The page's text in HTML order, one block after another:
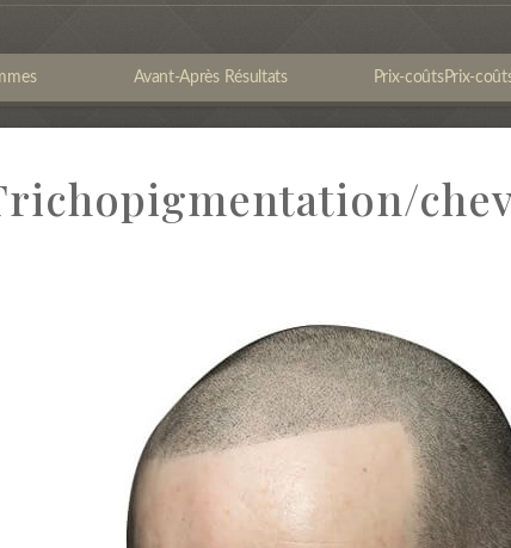
Avant-Après Résultats Prix-coûtsPrix-